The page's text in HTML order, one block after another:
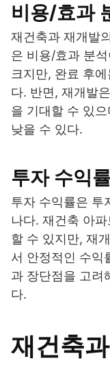
비용/효과
재건축과 재개발
은 비용/효과 분
크지만, 완료 후
다. 반면, 재개발
을 기대할 수 있
낮을 수 있다.
투자 수익
투자 수익률은 투
나다. 재건축 아
할 수 있지만, 재
서 안정적인 수익
과 장단점을 고려
다.
재건축